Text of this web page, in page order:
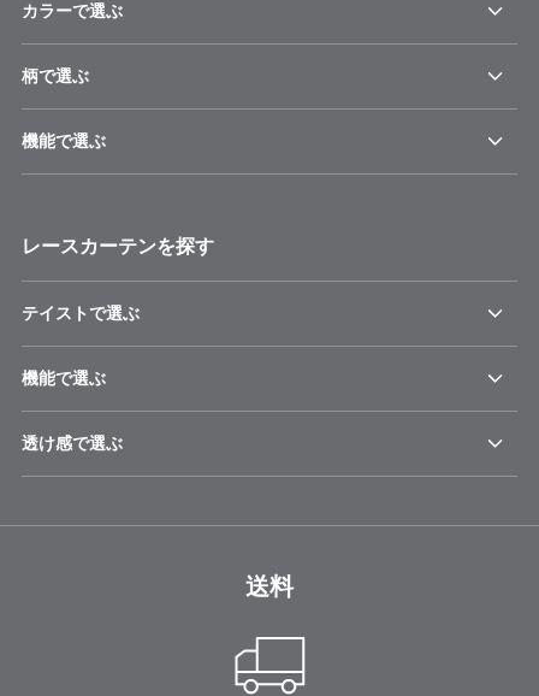
カラーで選ぶ
柄で選ぶ
機能で選ぶ
レースカーテンを探す
テイストで選ぶ
機能で選ぶ
透け感で選ぶ
送料